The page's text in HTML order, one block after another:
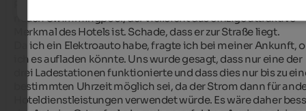
neuen Swimmingpool, der vielleicht das einzige attraktive
Merkmal des Hotels ist. Schade, dass er zur Straße liegt.
Da ich ein Elektroauto habe, fragte ich bei meiner Ankunft,
ich es aufladen könnte. Uns wurde gesagt, dass nur eine der
drei Ladestationen funktionierte und dass dies nur bis zu
bestimmten Uhrzeit möglich sei, da der Strom dann für
Hoteldienstleistungen verwendet würde. Es wäre daher